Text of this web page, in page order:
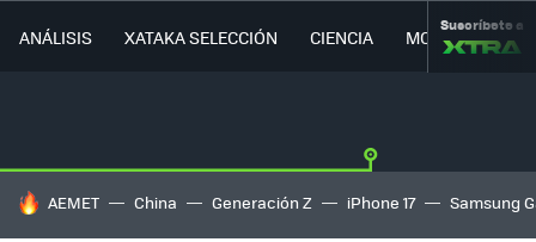
ANÁLISIS XATAKA SELECCIÓN CIENCIA MOVILIDAD
Suscríbete a
HOY SE HABLA DE
AEMET China Generación Z iPhone 17 Samsung